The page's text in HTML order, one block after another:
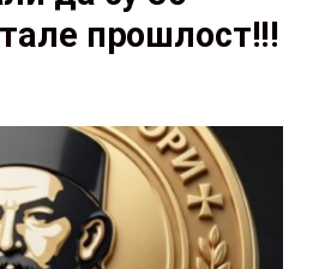
прошлост!!!